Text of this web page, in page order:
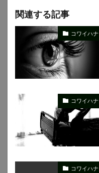
関連する記事
コワイハ
コワイハ
コワイハ